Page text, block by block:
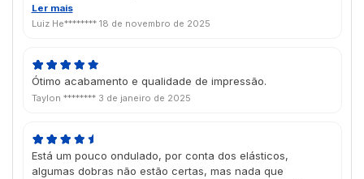
Parabéns todo o time da Futura.
Ler mais
Luiz He******** 18 de novembro de 2025
Ótimo acabamento e qualidade de impressão.
Taylon ******** 3 de janeiro de 2025
Está um pouco ondulado, por conta dos elásticos,
algumas dobras não estão certas, mas nada que